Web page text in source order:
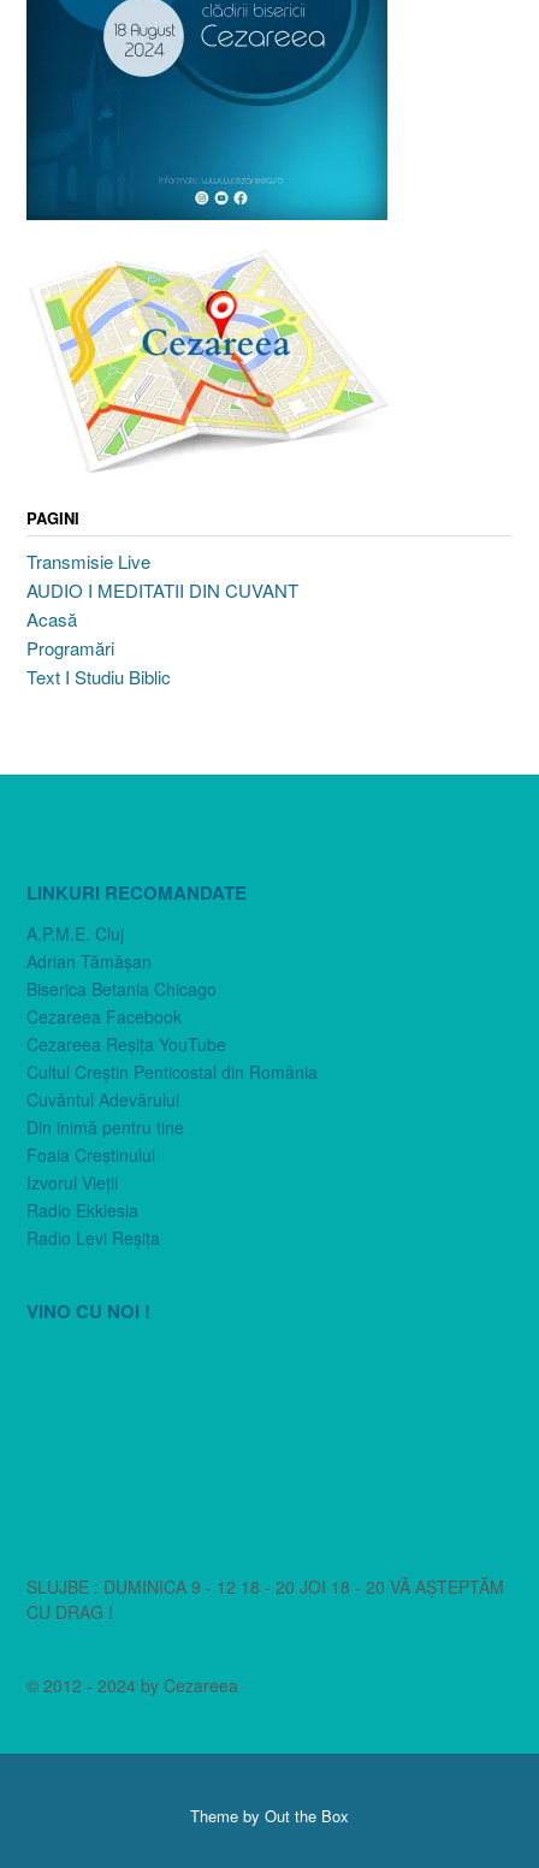
PAGINI
Transmisie Live
AUDIO I MEDITATII DIN CUVANT
Acasă
Programări
Text I Studiu Biblic
LINKURI RECOMANDATE
A.P.M.E. Cluj
Adrian Tămăşan
Biserica Betania Chicago
Cezareea Facebook
Cezareea Reşiţa YouTube
Cultul Creştin Penticostal din România
Cuvântul Adevărului
Din inimă pentru tine
Foaia Creştinului
Izvorul Vieţii
Radio Ekklesia
Radio Levi Reşiţa
VINO CU NOI !
SLUJBE : DUMINICA 9 - 12 18 - 20 JOI 18 - 20 VĂ AȘTEPTĂM
CU DRAG !
© 2012 - 2024 by Cezareea
Theme by Out the Box